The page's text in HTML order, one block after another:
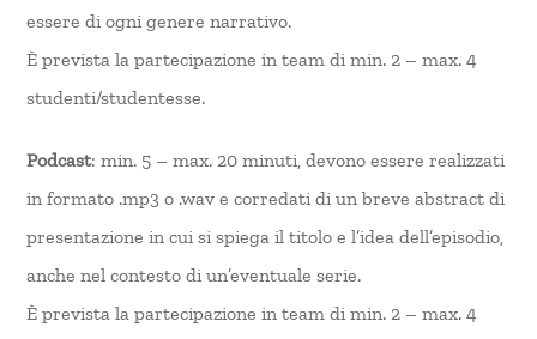
essere di ogni genere narrativo.
È prevista la partecipazione in team di min. 2 – max. 4
studenti/studentesse.
Podcast: min. 5 – max. 20 minuti, devono essere realizzati
in formato .mp3 o .wav e corredati di un breve abstract di
presentazione in cui si spiega il titolo e l’idea dell’episodio,
anche nel contesto di un’eventuale serie.
È prevista la partecipazione in team di min. 2 – max. 4